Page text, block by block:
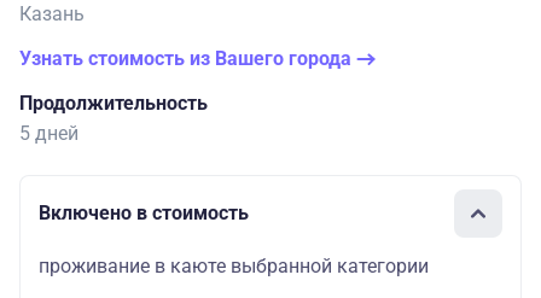
Казань
Узнать стоимость из Вашего города
Продолжительность
5 дней
Включено в стоимость
проживание в каюте выбранной категории